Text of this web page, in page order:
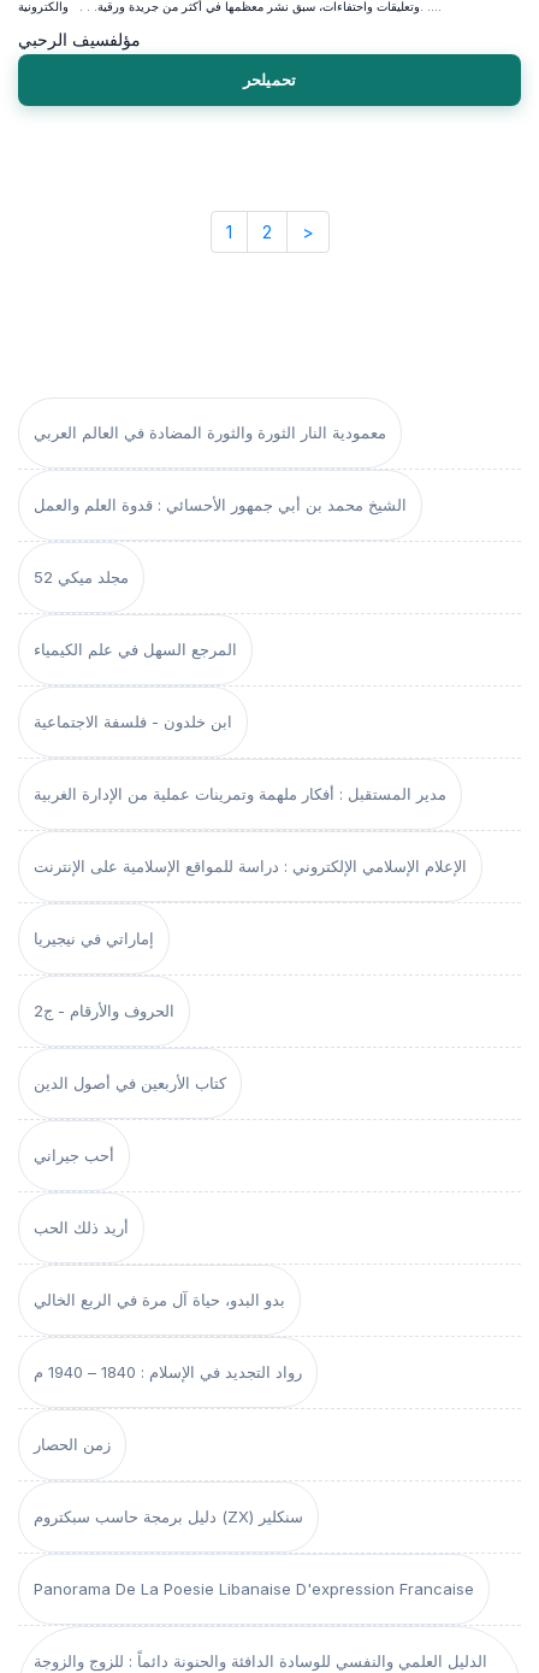
معمودية النار الثورة والثورة المضادة في العالم العربي
الشيخ محمد بن أبي جمهور الأحسائي : قدوة العلم والعمل
مجلد ميكي 52
المرجع السهل في علم الكيمياء
ابن خلدون - فلسفة الاجتماعية
مدير المستقبل : أفكار ملهمة وتمرينات عملية من الإدارة الغربية
الإعلام الإسلامي الإلكتروني : دراسة للمواقع الإسلامية على الإنترنت
إماراتي في نيجيريا
الحروف والأرقام - ج2
كتاب الأربعين في أصول الدين
أحب جيراني
أريد ذلك الحب
بدو البدو، حياة آل مرة في الربع الخالي
رواد التجديد في الإسلام : 1840 – 1940 م
زمن الحصار
دليل برمجة حاسب سبكتروم (ZX) سنكلير
Panorama De La Poesie Libanaise D'expression Francaise
الدليل العلمي والنفسي للوسادة الدافئة والحنونة دائماً : للزوج والزوجة
مؤلفسيف الرحبي
تحميلحر
1 2 >